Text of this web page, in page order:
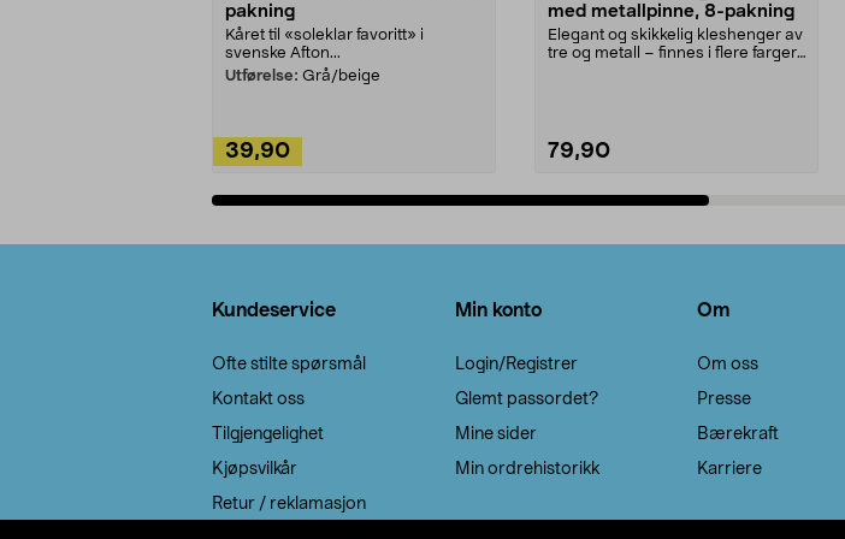
pakning
Kåret til «soleklar favoritt» i
svenske Afton...
Utførelse: Grå/beige
39,90
med metallpinne, 8-pakning
Elegant og skikkelig kleshenger av
tre og metall – finnes i flere farger.
79,90
Kundeservice
Ofte stilte spørsmål
Kontakt oss
Tilgjengelighet
Kjøpsvilkår
Retur / reklamasjon
Min konto
Login/Registrer
Glemt passordet?
Mine sider
Min ordrehistorikk
Om
Om oss
Presse
Bærekraft
Karriere